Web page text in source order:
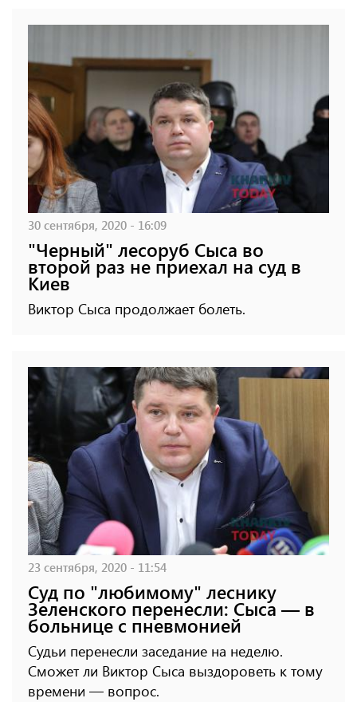
30 сентября, 2020 - 16:09
"Черный" лесоруб Сыса во
второй раз не приехал на суд в
Киев
Виктор Сыса продолжает болеть.
23 сентября, 2020 - 11:54
Суд по "любимому" леснику
Зеленского перенесли: Сыса — в
больнице с пневмонией
Судьи перенесли заседание на неделю.
Сможет ли Виктор Сыса выздороветь к тому
времени — вопрос.